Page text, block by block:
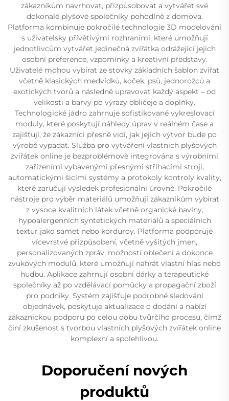
zákazníkům navrhovat, přizpůsobovat a vytvářet své
dokonalé plyšové společníky pohodlně z domova.
Platforma kombinuje pokročilé technologie 3D modelování
s uživatelsky přívětivými rozhraními, které umožňují
jednotlivcům vytvářet jedinečná zvířátka odrážející jejich
osobní preference, vzpomínky a kreativní představy.
Uživatelé mohou vybírat ze stovky základních šablon zvířat
včetně klasických medvídků, koček, psů, jednorožců a
exotických tvorů a následně upravovat každý aspekt – od
velikosti a barvy po výrazy obličeje a doplňky.
Technologické jádro zahrnuje sofistikované vykreslovací
moduly, které poskytují náhledy úprav v reálném čase a
zajišťují, že zákazníci přesně vidí, jak jejich výtvor bude po
výrobě vypadat. Služba pro vytváření vlastních plyšových
zvířátek online je bezproblémově integrována s výrobními
zařízeními vybavenými přesnými stříhacími stroji,
automatickými šicími systémy a protokoly kontroly kvality,
které zaručují výsledek profesionální úrovně. Pokročilé
nástroje pro výběr materiálů umožňují zákazníkům vybírat
z vysoce kvalitních látek včetně organické bavlny,
hypoalergenních syntetických materiálů a speciálních
textur jako samet nebo korduroy. Platforma podporuje
vícevrstvé přizpůsobení, včetně vyšitých jmen,
personalizovaných zpráv, možností oblečení a dokonce
zvukových modulů, které umožňují nahrát vlastní hlas nebo
hudbu. Aplikace zahrnují osobní dárky a terapeutické
společníky až po vzdělávací pomůcky a propagační zboží
pro podniky. Systém zajišťuje podrobné sledování
objednávek, poskytuje aktualizace o dodání a nabízí
zákaznickou podporu po celou dobu tvůrčího procesu, čímž
činí zkušenost s tvorbou vlastních plyšových zvířátek online
komplexní a spolehlivou.
Doporučení nových
produktů